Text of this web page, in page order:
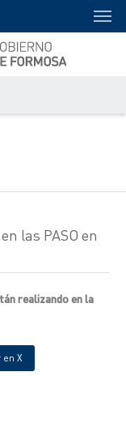
las PASO en
realizando en la
X